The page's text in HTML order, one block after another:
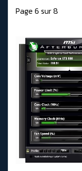
Page 6 sur 8